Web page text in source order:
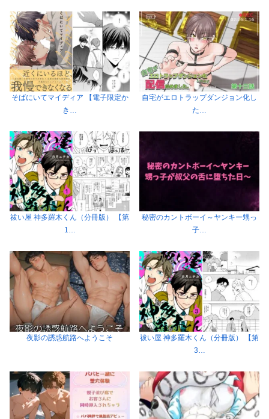
そばにいてマイディア 【電子限定か
き…
自宅がエロトラップダンジョン化し
た…
祓い屋 神多羅木くん（分冊版） 【第
1…
秘密のカントボーイ～ヤンキー甥っ
子…
夜影の誘惑航路へようこそ
祓い屋 神多羅木くん（分冊版） 【第
3…